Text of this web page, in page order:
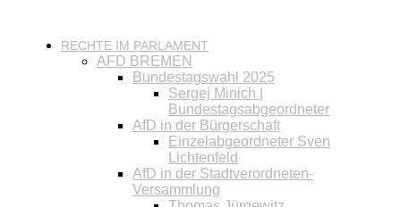
RECHTE IM PARLAMENT
AFD BREMEN
Bundestagswahl 2025
Sergej Minich |
Bundestagsabgeordneter
AfD in der Bürgerschaft
Einzelabgeordneter Sven
Lichtenfeld
AfD in der Stadtverordneten-
Versammlung